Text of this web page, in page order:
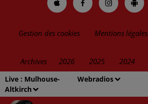
Live : Mulhouse-
Altkirch
Webradios
Gestion des cookies Mentions légales
Archives 2026 2025 2024